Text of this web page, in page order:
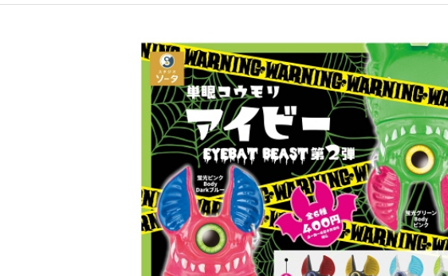
入荷スケジュールをチェック
カプセルトイマシン本体
販促用空カプセル